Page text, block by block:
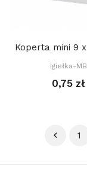
Igiełka-MB
0,75 zł
 1